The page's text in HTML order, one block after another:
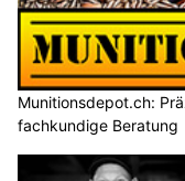
Munitionsdepot.ch:
fachkundige Beratung